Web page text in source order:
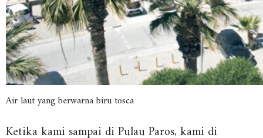
Air laut yang berwarna biru tosca
Ketika kami sampai di Pulau Paros, kami di